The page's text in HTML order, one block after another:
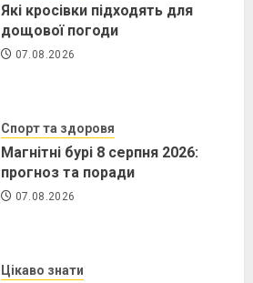
Які кросівки підходять для
дощової погоди
07.08.2026
Спорт та здоровя
Магнітні бурі 8 серпня 2026:
прогноз та поради
07.08.2026
Цікаво знати